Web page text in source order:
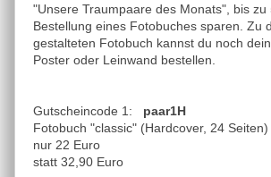
"Unsere Traumpaare des Monats", bis zu
Bestellung eines Fotobuches sparen. Zu
gestalteten Fotobuch kannst du noch
Poster oder Leinwand bestellen.
Gutscheincode 1: paar1H
Fotobuch "classic" (Hardcover, 24
nur 22 Euro
statt 32,90 Euro